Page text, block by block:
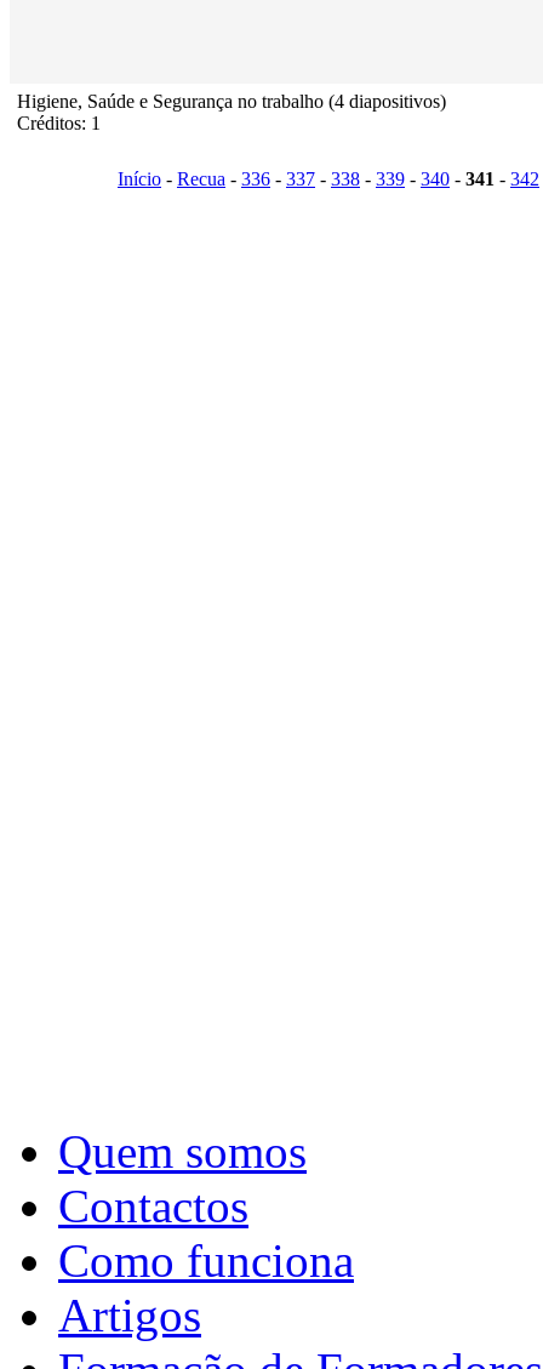
Higiene, Saúde e Segurança no trabalho (4 diapositivos)
Créditos: 1
Início - Recua - 336 - 337 - 338 - 339 - 340 - 341 - 342
Quem somos
Contactos
Como funciona
Artigos